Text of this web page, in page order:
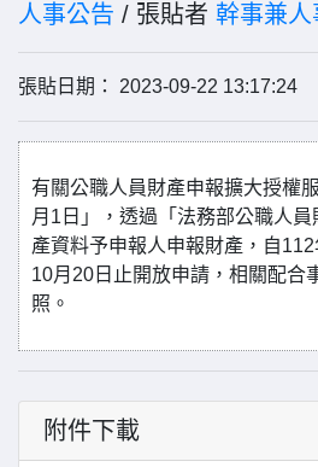
人事公告 / 張貼者 幹事兼人
張貼日期： 2023-09-22 13:17:24
有關公職人員財產申報擴大授權
月1日」，透過「法務部公職人
產資料予申報人申報財產，自
10月20日止開放申請，相關配合
照。
附件下載